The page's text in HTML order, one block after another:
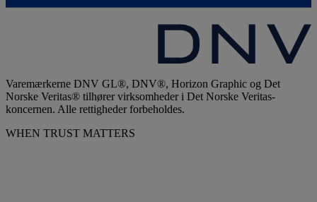
Varemærkerne DNV GL®, DNV®, Horizon Graphic og Det
Norske Veritas® tilhører virksomheder i Det Norske Veritas-
koncernen. Alle rettigheder forbeholdes.
WHEN TRUST MATTERS